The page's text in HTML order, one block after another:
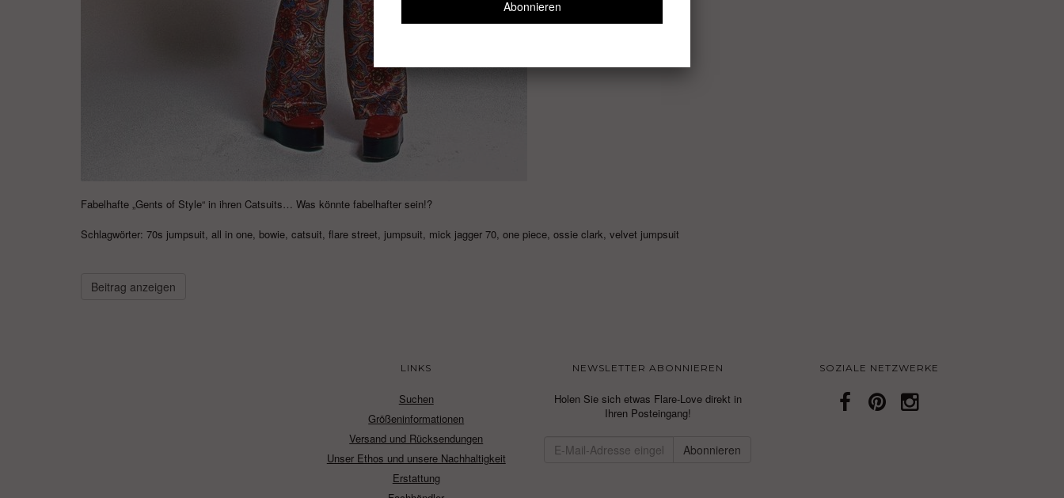
Fabelhafte „Gents of Style“ in ihren Catsuits… Was könnte fabelhafter sein!?
Schlagwörter: 70s jumpsuit, all in one, bowie, catsuit, flare street, jumpsuit, mick jagger 70, one piece, ossie clark, velvet jumpsuit
Beitrag anzeigen
LINKS
Suchen
Größeninformationen
Versand und Rücksendungen
Unser Ethos und unsere Nachhaltigkeit
Erstattung
NEWSLETTER ABONNIEREN
Holen Sie sich etwas Flare-Love direkt in
Ihren Posteingang!
SOZIALE NETZWERKE